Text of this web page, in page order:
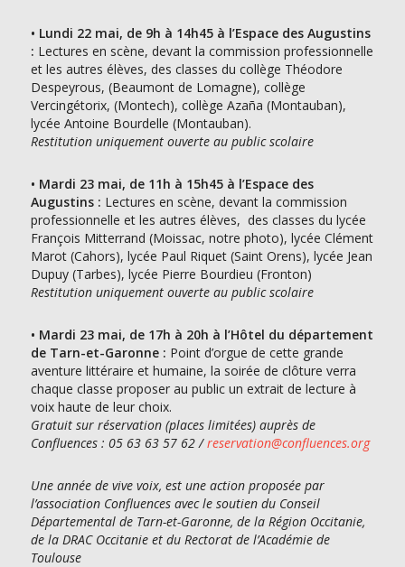
• Lundi 22 mai, de 9h à 14h45 à l’Espace des Augustins
: Lectures en scène, devant la commission professionnelle
et les autres élèves, des classes du collège Théodore
Despeyrous, (Beaumont de Lomagne), collège
Vercingétorix, (Montech), collège Azaña (Montauban),
lycée Antoine Bourdelle (Montauban).
Restitution uniquement ouverte au public scolaire
• Mardi 23 mai, de 11h à 15h45 à l’Espace des
Augustins : Lectures en scène, devant la commission
professionnelle et les autres élèves, des classes du lycée
François Mitterrand (Moissac, notre photo), lycée Clément
Marot (Cahors), lycée Paul Riquet (Saint Orens), lycée Jean
Dupuy (Tarbes), lycée Pierre Bourdieu (Fronton)
Restitution uniquement ouverte au public scolaire
• Mardi 23 mai, de 17h à 20h à l’Hôtel du département
de Tarn-et-Garonne : Point d’orgue de cette grande
aventure littéraire et humaine, la soirée de clôture verra
chaque classe proposer au public un extrait de lecture à
voix haute de leur choix.
Gratuit sur réservation (places limitées) auprès de
Confluences : 05 63 63 57 62 /reservation@confluences.org
Une année de vive voix, est une action proposée par
l’association Confluences avec le soutien du Conseil
Départemental de Tarn-et-Garonne, de la Région Occitanie,
de la DRAC Occitanie et du Rectorat de l’Académie de
Toulouse